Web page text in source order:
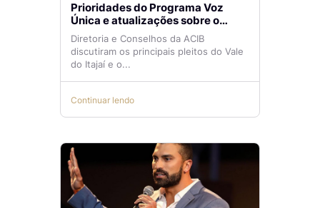
Prioridades do Programa Voz
Única e atualizações sobre o
Aeroporto de Navegantes são
temas de reunião na ACIB
Diretoria e Conselhos da ACIB
discutiram os principais pleitos do Vale
do Itajaí e o...
Continuar lendo